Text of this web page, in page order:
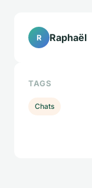
R Raphaël
TAGS
Chats